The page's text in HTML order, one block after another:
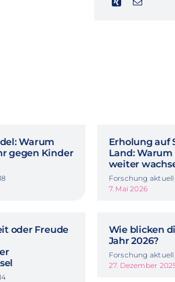
Warum
gegen Kinder
Erholung auf
Land:
weiter
Forschung aktuell,
7. Mai 2026
oder Freude
Wie blicken
Jahr 2026?
Forschung aktuell,
27. Dezember